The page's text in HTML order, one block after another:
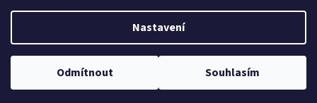
Nastavení
Odmítnout Souhlasím
Vytvořil Shoptet
Copyright 2026Kaarsgaren.cz . Všechna práva vyhrazena.